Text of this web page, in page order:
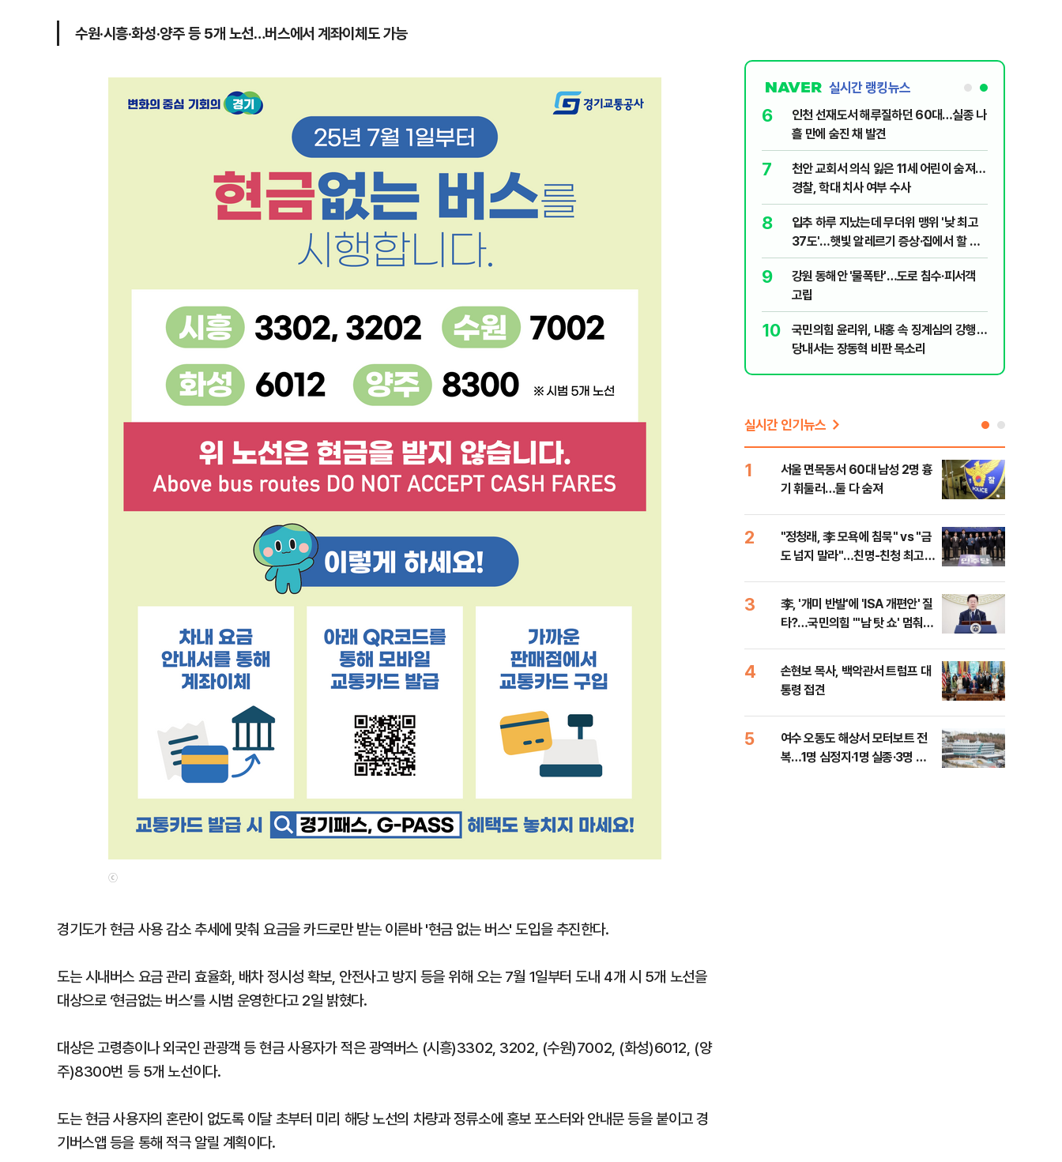
수원·시흥·화성·양주 등 5개 노선…버스에서 계좌이체도 가능
ⓒ
경기도가 현금 사용 감소 추세에 맞춰 요금을 카드로만 받는 이른바 '현금 없는 버스' 도입을 추진한다.
도는 시내버스 요금 관리 효율화, 배차 정시성 확보, 안전사고 방지 등을 위해 오는 7월 1일부터 도내 4개 시 5개 노선을
대상으로 ‘현금없는 버스’를 시범 운영한다고 2일 밝혔다.
대상은 고령층이나 외국인 관광객 등 현금 사용자가 적은 광역버스 (시흥)3302, 3202, (수원)7002, (화성)6012, (양
주)8300번 등 5개 노선이다.
도는 현금 사용자의 혼란이 없도록 이달 초부터 미리 해당 노선의 차량과 정류소에 홍보 포스터와 안내문 등을 붙이고 경
기버스앱 등을 통해 적극 알릴 계획이다.
실시간 랭킹뉴스
신동엽의 ‘농담’으로 드러난 대학로에 대한
제로 갈 가능성 있나…범인의 실체는?
3
"정청래, 李 모욕에 침묵" vs "금도 넘지
민의힘 "'남 탓 쇼' 멈춰라"
5
‘탄약 고갈 보도’에 격노한 트럼프 “유출자
6
인천 선재도서 해루질하던 60대…실종 나
흘 만에 숨진 채 발견
7
천안 교회서 의식 잃은 11세 어린이 숨져…
경찰, 학대 치사 여부 수사
8
입추 하루 지났는데 무더위 맹위 '낮 최고
37도'…햇빛 알레르기 증상·집에서 할 수
있는 치료법 [오늘 날씨]
9
강원 동해안 '물폭탄'…도로 침수·피서객
고립
10
국민의힘 윤리위, 내홍 속 징계심의 강행…
당내서는 장동혁 비판 목소리
실시간 인기뉴스
1
서울 면목동서 60대 남성 2명 흉
기 휘둘러…둘 다 숨져
2
"정청래, 李 모욕에 침묵" vs "금
도 넘지 말라"…친명-친청 최고위
3
李, '개미 반발'에 'ISA 개편안' 질
타?…국민의힘 "'남 탓 쇼' 멈춰
4
손현보 목사, 백악관서 트럼프 대
통령 접견
5
여수 오동도 해상서 모터보트 전
복…1명 심정지·1명 실종·3명 경